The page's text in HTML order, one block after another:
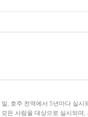
, 호주 전역에서 5년마다 실시
든 사람을 대상으로 실시되며,